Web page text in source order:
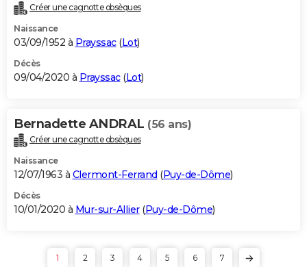
Créer une cagnotte obsèques
Naissance
03/09/1952 à Prayssac(Lot)
Décès
09/04/2020 à Prayssac(Lot)
Bernadette ANDRAL (56 ans)
Créer une cagnotte obsèques
Naissance
12/07/1963 à Clermont-Ferrand (Puy-de-Dôme)
Décès
10/01/2020 à Mur-sur-Allier(Puy-de-Dôme)
1 2 3 4 5 6 7